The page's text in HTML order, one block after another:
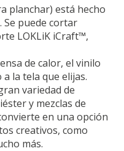
planchar) está hecho
Se puede cortar
LOKLiK iCraft™,
de calor, el vinilo
la tela que elijas.
variedad de
y mezclas de
en una opción
creativos, como
más.